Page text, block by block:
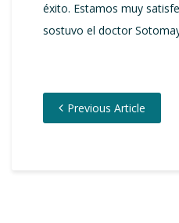
éxito. Estamos muy
sostuvo el doctor
Previous Article